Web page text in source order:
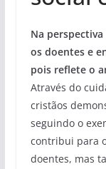
Na
os doentes e
pois reflete o
Através do
cristãos
seguindo o
contribui para
doentes, mas